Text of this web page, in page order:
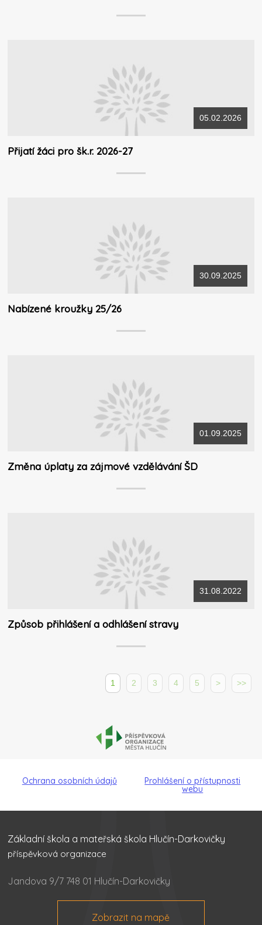
05.02.2026
Přijatí žáci pro šk.r. 2026-27
30.09.2025
Nabízené kroužky 25/26
01.09.2025
Změna úplaty za zájmové vzdělávání ŠD
31.08.2022
Způsob přihlášení a odhlášení stravy
1 2 3 4 5 > >>
Ochrana osobních údajů Prohlášení o přístupnosti
webu
Základní škola a mateřská škola Hlučín-Darkovičky
příspěvková organizace
Jandova 9/7 748 01 Hlučín-Darkovičky
Zobrazit na mapě